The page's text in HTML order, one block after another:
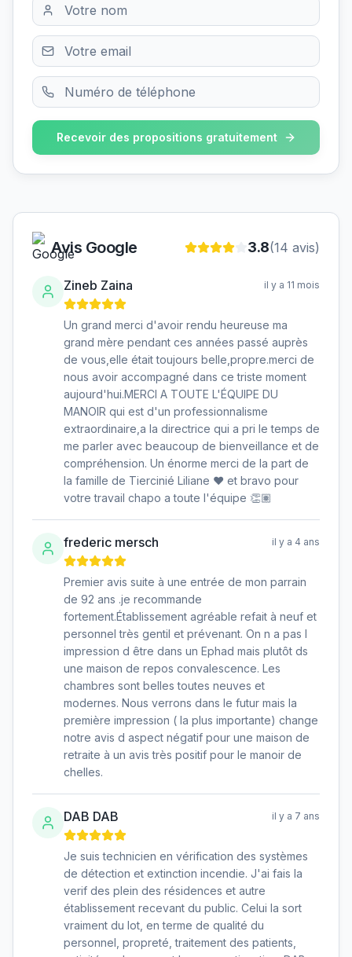
Recevoir des propositions gratuitement
Avis Google 3.8(14 avis)
Zineb Zaina il y a 11 mois
Un grand merci d'avoir rendu heureuse ma
grand mère pendant ces années passé auprès
de vous,elle était toujours belle,propre.merci de
nous avoir accompagné dans ce triste moment
aujourd'hui.MERCI A TOUTE L'ÉQUIPE DU
MANOIR qui est d'un professionnalisme
extraordinaire,a la directrice qui a pri le temps de
me parler avec beaucoup de bienveillance et de
compréhension. Un énorme merci de la part de
la famille de Tiercinié Liliane ❤️ et bravo pour
votre travail chapo a toute l'équipe 👏🏽
frederic mersch il y a 4 ans
Premier avis suite à une entrée de mon parrain
de 92 ans .je recommande
fortement.Établissement agréable refait à neuf et
personnel très gentil et prévenant. On n a pas l
impression d être dans un Ephad mais plutôt ds
une maison de repos convalescence. Les
chambres sont belles toutes neuves et
modernes. Nous verrons dans le futur mais la
première impression ( la plus importante) change
notre avis d aspect négatif pour une maison de
retraite à un avis très positif pour le manoir de
chelles.
DAB DAB il y a 7 ans
Je suis technicien en vérification des systèmes
de détection et extinction incendie. J'ai fais la
verif des plein des résidences et autre
établissement recevant du public. Celui la sort
vraiment du lot, en terme de qualité du
personnel, propreté, traitement des patients,